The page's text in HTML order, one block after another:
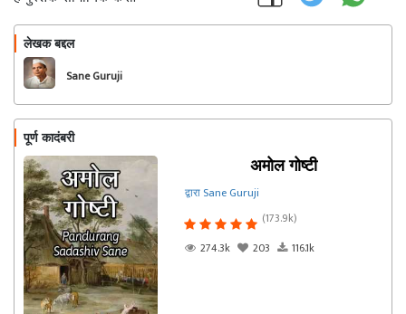
लेखक बद्दल
Sane Guruji
पूर्ण कादंबरी
अमोल गोष्टी
द्वारा Sane Guruji
(173.9k)
274.3k
203 116.1k